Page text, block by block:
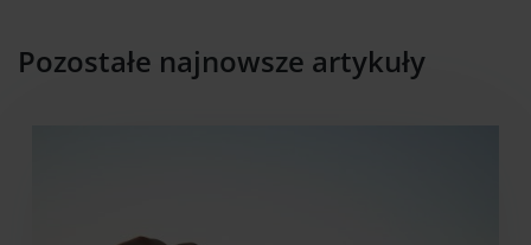
Pozostałe najnowsze artykuły